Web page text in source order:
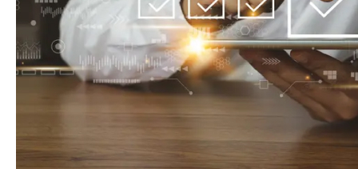
Revisión de la traducción por un segundo
lingüista profesional.
Maquetación, formateo y control de calidad del
archivo final.